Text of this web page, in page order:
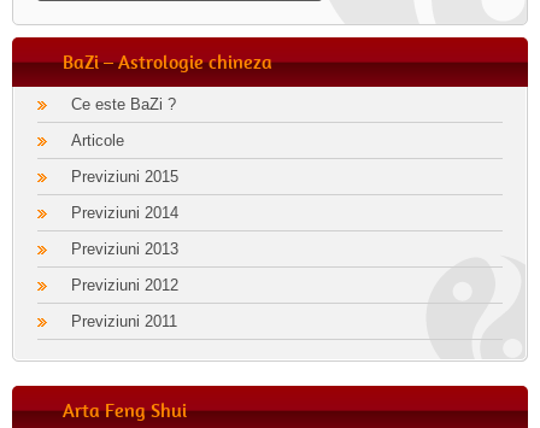
BaZi – Astrologie chineza
Ce este BaZi ?
Articole
Previziuni 2015
Previziuni 2014
Previziuni 2013
Previziuni 2012
Previziuni 2011
Arta Feng Shui